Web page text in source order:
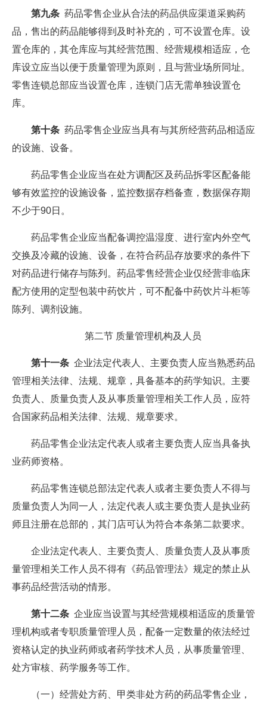
第九条 药品零售企业从合法的药品供应渠道采购药
品，售出的药品能够得到及时补充的，可不设置仓库。设
置仓库的，其仓库应与其经营范围、经营规模相适应，仓
库设立应当以便于质量管理为原则，且与营业场所同址。
零售连锁总部应当设置仓库，连锁门店无需单独设置仓
库。
第十条 药品零售企业应当具有与其所经营药品相适应
的设施、设备。
药品零售企业应当在处方调配区及药品拆零区配备能
够有效监控的设施设备，监控数据存档备查，数据保存期
不少于90日。
药品零售企业应当配备调控温湿度、进行室内外空气
交换及冷藏的设施、设备，在符合药品存放要求的条件下
对药品进行储存与陈列。药品零售经营企业仅经营非临床
配方使用的定型包装中药饮片，可不配备中药饮片斗柜等
陈列、调剂设施。
第二节 质量管理机构及人员
第十一条 企业法定代表人、主要负责人应当熟悉药品
管理相关法律、法规、规章，具备基本的药学知识。主要
负责人、质量负责人及从事质量管理相关工作人员，应符
合国家药品相关法律、法规、规章要求。
药品零售企业法定代表人或者主要负责人应当具备执
业药师资格。
药品零售连锁总部法定代表人或者主要负责人不得与
质量负责人为同一人，法定代表人或主要负责人是执业药
师且注册在总部的，其门店可认为符合本条第二款要求。
企业法定代表人、主要负责人、质量负责人及从事质
量管理相关工作人员不得有《药品管理法》规定的禁止从
事药品经营活动的情形。
第十二条 企业应当设置与其经营规模相适应的质量管
理机构或者专职质量管理人员，配备一定数量的依法经过
资格认定的执业药师或者药学技术人员，从事质量管理、
处方审核、药学服务等工作。
（一）经营处方药、甲类非处方药的药品零售企业，